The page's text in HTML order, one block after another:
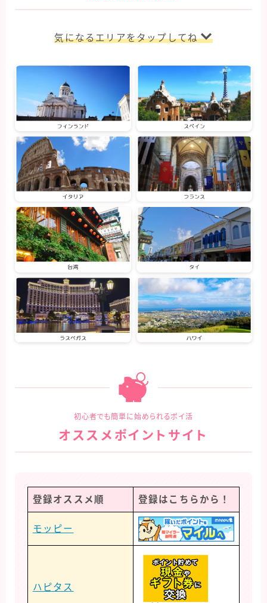
気になるエリアをタップしてね
初心者でも簡単に始められるポイ活
オススメポイントサイト
登録オススメ順 登録はこちらから！
モッピー
ハピタス